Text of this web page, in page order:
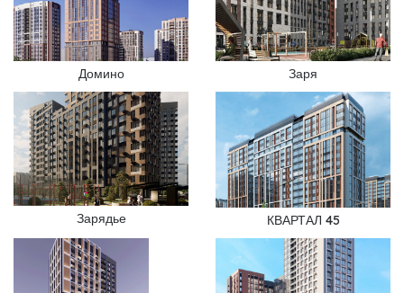
Домино Заря
Зарядье КВАРТАЛ 45